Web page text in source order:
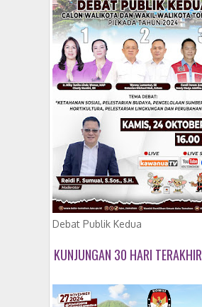
Debat Publik Kedua
KUNJUNGAN 30 HARI TERAKHIR